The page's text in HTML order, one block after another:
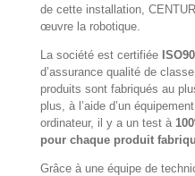
de cette installation,
œuvre la robotique.
La société est certifiée
d’assurance qualité de
produits sont fabriqués au
plus, à l’aide d’un
ordinateur, il y a un test à
pour chaque produit
Grâce à une équipe de